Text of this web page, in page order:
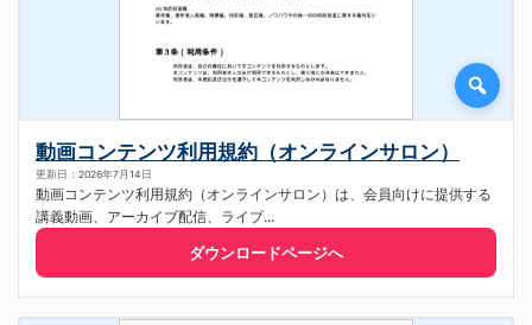
動画コンテンツ利用規約（オンラインサロン）
更新日：2026年7月14日
動画コンテンツ利用規約（オンラインサロン）は、会員向けに提供する
講義動画、アーカイブ配信、ライブ...
ダウンロードページへ